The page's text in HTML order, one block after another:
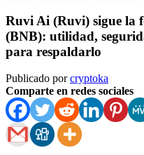
Ruvi Ai (Ruvi) sigue la
(BNB): utilidad,
para respaldarlo
Publicado porcryptoka
Comparte en redes sociales